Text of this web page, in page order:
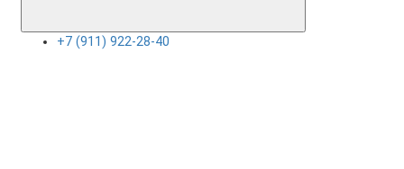
+7 (911) 922-28-40